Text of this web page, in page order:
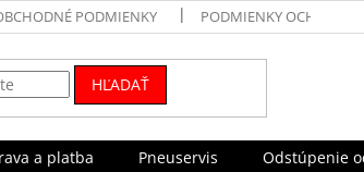
PODMIENKY PODMIENKY OCHRANY
HĽADAŤ
a platba Pneuservis
Odstúpenie